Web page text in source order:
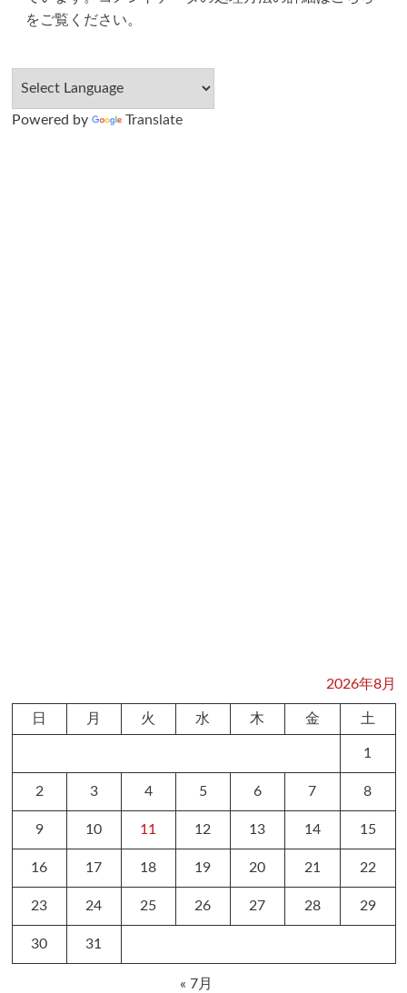
をご覧ください。
Powered by Translate
2026年8月
日 月 火 水 木 金 土
1
2 3 4 5 6 7 8
9 10 11 12 13 14 15
16 17 18 19 20 21 22
23 24 25 26 27 28 29
30 31
« 7月